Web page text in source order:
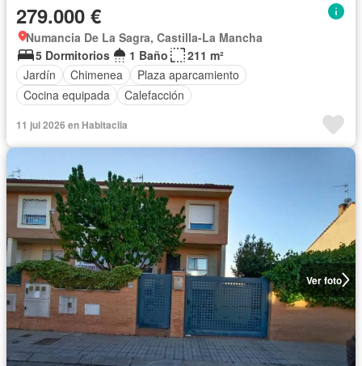
279.000 €
Numancia De La Sagra, Castilla-La Mancha
5 Dormitorios
1 Baño
211 m²
Jardín
Chimenea
Plaza aparcamiento
Cocina equipada
Calefacción
11 jul 2026 en Habitaclia
Ver foto